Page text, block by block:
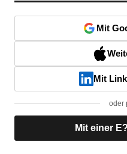
Mit
Mit
oder
Mit einer